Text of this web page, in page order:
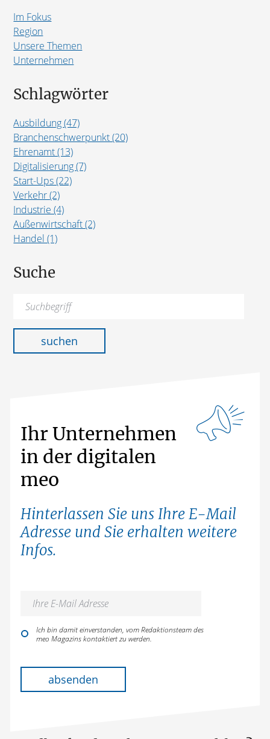
Im Fokus
Region
Unsere Themen
Unternehmen
Schlagwörter
Ausbildung (47)
Branchenschwerpunkt (20)
Ehrenamt (13)
Digitalisierung (7)
Start-Ups (22)
Verkehr (2)
Industrie (4)
Außenwirtschaft (2)
Handel (1)
Suche
Suchen
suchen
Ihr Unternehmen
in der digitalen
meo
Hinterlassen Sie uns Ihre E-Mail
Adresse und Sie erhalten weitere
Infos.
Ich bin damit einverstanden, vom Redaktionsteam des
meo Magazins kontaktiert zu werden.
absenden